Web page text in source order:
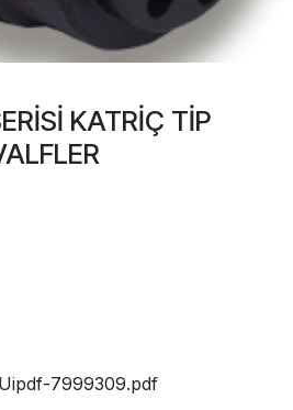
KATRİÇ TİP
7999309.pdf